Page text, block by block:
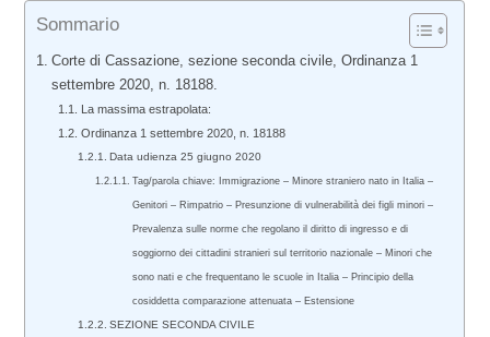
Sommario
Corte di Cassazione, sezione seconda civile, Ordinanza 1
settembre 2020, n. 18188.
La massima estrapolata:
Ordinanza 1 settembre 2020, n. 18188
Data udienza 25 giugno 2020
Tag/parola chiave: Immigrazione – Minore straniero nato in Italia –
Genitori – Rimpatrio – Presunzione di vulnerabilità dei figli minori –
Prevalenza sulle norme che regolano il diritto di ingresso e di
soggiorno dei cittadini stranieri sul territorio nazionale – Minori che
sono nati e che frequentano le scuole in Italia – Principio della
cosiddetta comparazione attenuata – Estensione
SEZIONE SECONDA CIVILE